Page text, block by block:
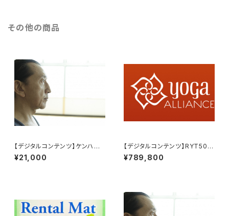
その他の商品
【デジタルコンテンツ】ケンハラ
クマ早朝マイソールパス
¥21,000
【デジタルコンテンツ】RYT500
時間全米ヨガアライアンス認定
講座
¥789,800